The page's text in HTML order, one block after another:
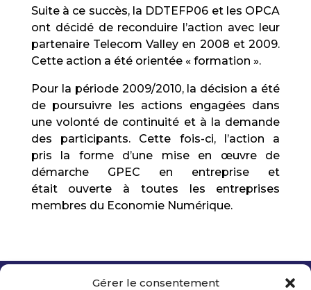
Gérer le consentement
Suite à ce succès, la DDTEFP06 et les OPCA
ont décidé de reconduire l’action avec leur
partenaire Telecom Valley en 2008 et 2009.
Cette action a été orientée « formation ».
Pour la période 2009/2010, la décision a été
de poursuivre les actions engagées dans
une volonté de continuité et à la demande
des participants. Cette fois-ci, l’action a
pris la forme d’une mise en œuvre de
démarche GPEC en entreprise et
était ouverte à toutes les entreprises
membres du Economie Numérique.